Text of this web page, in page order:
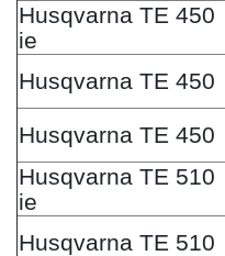
Husqvarna TE 450
ie
Husqvarna TE 450
Husqvarna TE 450
Husqvarna TE 510
ie
Husqvarna TE 510